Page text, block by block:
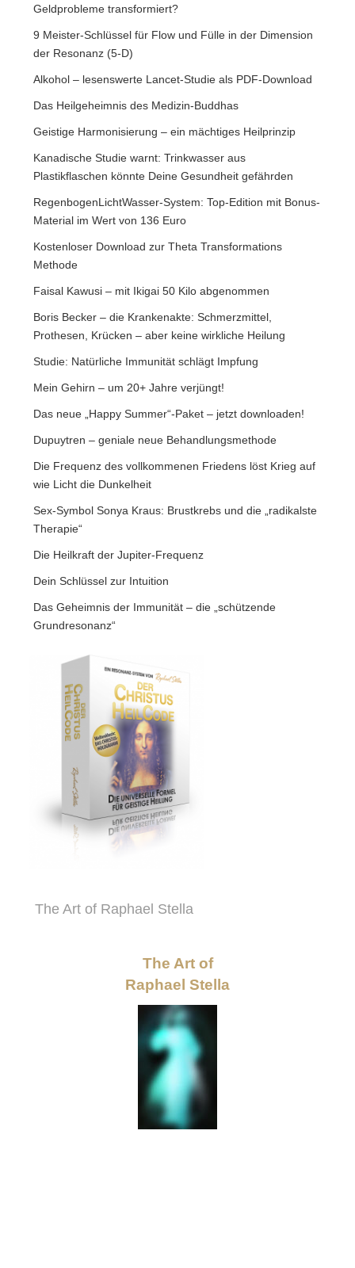
Geldprobleme transformiert?
9 Meister-Schlüssel für Flow und Fülle in der Dimension
der Resonanz (5-D)
Alkohol – lesenswerte Lancet-Studie als PDF-Download
Das Heilgeheimnis des Medizin-Buddhas
Geistige Harmonisierung – ein mächtiges Heilprinzip
Kanadische Studie warnt: Trinkwasser aus
Plastikflaschen könnte Deine Gesundheit gefährden
RegenbogenLichtWasser-System: Top-Edition mit Bonus-
Material im Wert von 136 Euro
Kostenloser Download zur Theta Transformations
Methode
Faisal Kawusi – mit Ikigai 50 Kilo abgenommen
Boris Becker – die Krankenakte: Schmerzmittel,
Prothesen, Krücken – aber keine wirkliche Heilung
Studie: Natürliche Immunität schlägt Impfung
Mein Gehirn – um 20+ Jahre verjüngt!
Das neue „Happy Summer“-Paket – jetzt downloaden!
Dupuytren – geniale neue Behandlungsmethode
Die Frequenz des vollkommenen Friedens löst Krieg auf
wie Licht die Dunkelheit
Sex-Symbol Sonya Kraus: Brustkrebs und die „radikalste
Therapie“
Die Heilkraft der Jupiter-Frequenz
Dein Schlüssel zur Intuition
Das Geheimnis der Immunität – die „schützende
Grundresonanz“
The Art of Raphael Stella
The Art of
Raphael Stella